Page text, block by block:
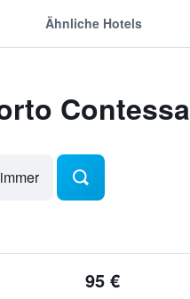
Ähnliche Hotels
Contessa
95 €